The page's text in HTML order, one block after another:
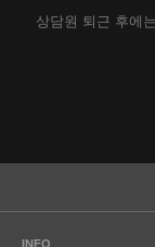
상담원 퇴근 후에
INFO